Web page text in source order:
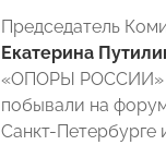
Председатель
Екатерина
«ОПОРЫ РОССИИ»
побывали на
Санкт-Петербурге